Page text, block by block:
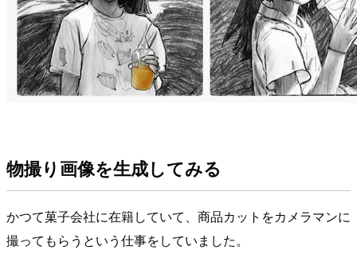
物撮り画像を生成してみる
かつて菓子会社に在籍していて、商品カットをカメラマンに
撮ってもらうという仕事をしていました。